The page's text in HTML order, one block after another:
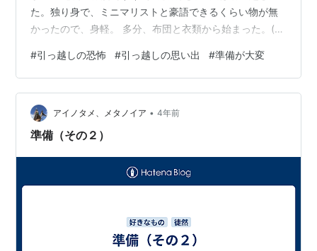
た。独り身で、ミニマリストと豪語できるくらい物が無
かったので、身軽。 多分、布団と衣類から始まった。(
のトースター（わたしの希望）を用意してくれた。 冷蔵
庫も、洗濯機も、もちろん電子レンジもない。 鍋を一つ
購入して、ご飯を炊いてから、おかずか具沢山の汁もの
を作っていた。 アルミのボールを、鍋代わりにもした。
流石に衣類を、押し入れに突っ込んでおくのも憚られ
#引っ越しの恐怖 #引っ越しの思い出 #準備が大変
アイノタメ、メタノイア • 4年前
準備（その２）